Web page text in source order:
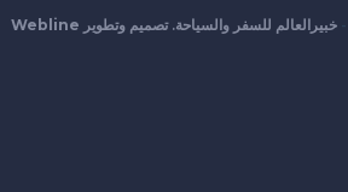
خبيرالعالم للسفر والسياحة. تصميم وتطويرWebline